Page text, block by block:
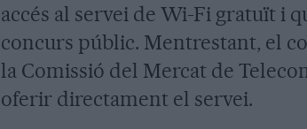
accés al servei de Wi-Fi gratuït i
concurs públic. Mentrestant, el
la Comissió del Mercat de
oferir directament el servei.